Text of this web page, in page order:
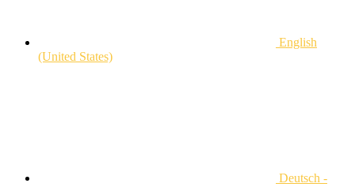
English
(United States)
Deutsch -